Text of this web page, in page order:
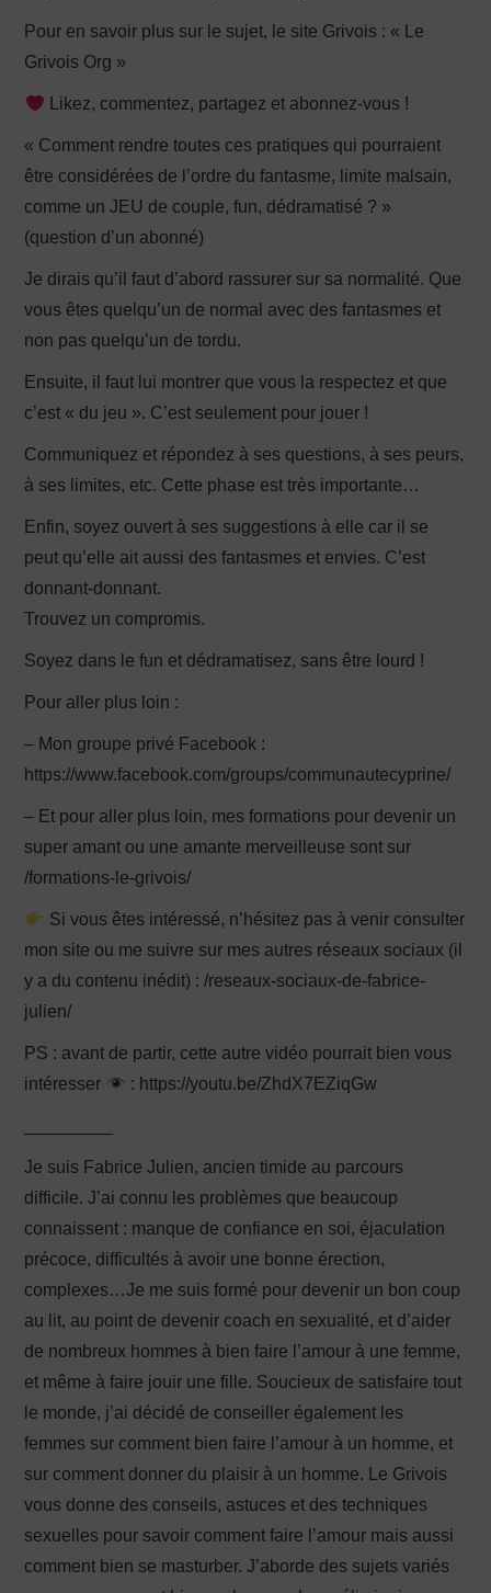
Pour en savoir plus sur le sujet, le site Grivois : « Le
Grivois Org »
Likez, commentez, partagez et abonnez-vous !
« Comment rendre toutes ces pratiques qui pourraient
être considérées de l’ordre du fantasme, limite malsain,
comme un JEU de couple, fun, dédramatisé ? »
(question d’un abonné)
Je dirais qu’il faut d’abord rassurer sur sa normalité. Que
vous êtes quelqu’un de normal avec des fantasmes et
non pas quelqu’un de tordu.
Ensuite, il faut lui montrer que vous la respectez et que
c’est « du jeu ». C’est seulement pour jouer !
Communiquez et répondez à ses questions, à ses peurs,
à ses limites, etc. Cette phase est très importante…
Enfin, soyez ouvert à ses suggestions à elle car il se
peut qu’elle ait aussi des fantasmes et envies. C’est
donnant-donnant.
Trouvez un compromis.
Soyez dans le fun et dédramatisez, sans être lourd !
Pour aller plus loin :
– Mon groupe privé Facebook :
https://www.facebook.com/groups/communautecyprine/
– Et pour aller plus loin, mes formations pour devenir un
super amant ou une amante merveilleuse sont sur
/formations-le-grivois/
Si vous êtes intéressé, n’hésitez pas à venir consulter
mon site ou me suivre sur mes autres réseaux sociaux (il
y a du contenu inédit) : /reseaux-sociaux-de-fabrice-
julien/
PS : avant de partir, cette autre vidéo pourrait bien vous
intéresser
: https://youtu.be/ZhdX7EZiqGw
Je suis Fabrice Julien, ancien timide au parcours
difficile. J’ai connu les problèmes que beaucoup
connaissent : manque de confiance en soi, éjaculation
précoce, difficultés à avoir une bonne érection,
complexes…Je me suis formé pour devenir un bon coup
au lit, au point de devenir coach en sexualité, et d’aider
de nombreux hommes à bien faire l’amour à une femme,
et même à faire jouir une fille. Soucieux de satisfaire tout
le monde, j’ai décidé de conseiller également les
femmes sur comment bien faire l’amour à un homme, et
sur comment donner du plaisir à un homme. Le Grivois
vous donne des conseils, astuces et des techniques
sexuelles pour savoir comment faire l’amour mais aussi
comment bien se masturber. J’aborde des sujets variés